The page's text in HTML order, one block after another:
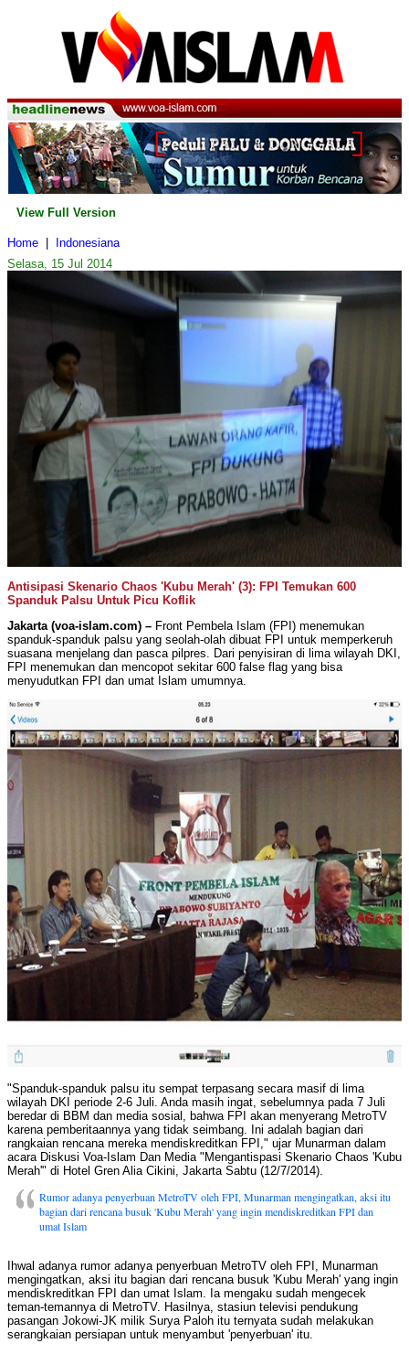
View Full Version
Home
Indonesiana
Selasa, 15 Jul 2014
Antisipasi Skenario Chaos 'Kubu Merah' (3): FPI Temukan 600
Spanduk Palsu Untuk Picu Koflik
Jakarta (voa-islam.com) – Front Pembela Islam (FPI) menemukan
spanduk-spanduk palsu yang seolah-olah dibuat FPI untuk memperkeruh
suasana menjelang dan pasca pilpres. Dari penyisiran di lima wilayah DKI,
FPI menemukan dan mencopot sekitar 600 false flag yang bisa
menyudutkan FPI dan umat Islam umumnya.
"Spanduk-spanduk palsu itu sempat terpasang secara masif di lima
wilayah DKI periode 2-6 Juli. Anda masih ingat, sebelumnya pada 7 Juli
beredar di BBM dan media sosial, bahwa FPI akan menyerang MetroTV
karena pemberitaannya yang tidak seimbang. Ini adalah bagian dari
rangkaian rencana mereka mendiskreditkan FPI," ujar Munarman dalam
acara Diskusi Voa-Islam Dan Media "Mengantispasi Skenario Chaos 'Kubu
Merah'" di Hotel Gren Alia Cikini, Jakarta Sabtu (12/7/2014).
Rumor adanya penyerbuan MetroTV oleh FPI, Munarman mengingatkan, aksi itu
bagian dari rencana busuk 'Kubu Merah' yang ingin mendiskreditkan FPI dan
umat Islam
Ihwal adanya rumor adanya penyerbuan MetroTV oleh FPI, Munarman
mengingatkan, aksi itu bagian dari rencana busuk 'Kubu Merah' yang ingin
mendiskreditkan FPI dan umat Islam. Ia mengaku sudah mengecek
teman-temannya di MetroTV. Hasilnya, stasiun televisi pendukung
pasangan Jokowi-JK milik Surya Paloh itu ternyata sudah melakukan
serangkaian persiapan untuk menyambut 'penyerbuan' itu.